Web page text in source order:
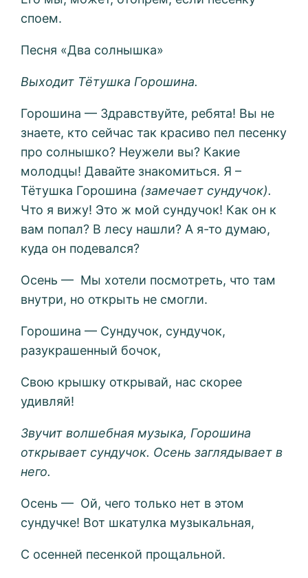
споем.
Песня «Два солнышка»
Выходит Тётушка Горошина.
Горошина — Здравствуйте, ребята! Вы не
знаете, кто сейчас так красиво пел песенку
про солнышко? Неужели вы? Какие
молодцы! Давайте знакомиться. Я –
Тётушка Горошина (замечает сундучок).
Что я вижу! Это ж мой сундучок! Как он к
вам попал? В лесу нашли? А я-то думаю,
куда он подевался?
Осень — Мы хотели посмотреть, что там
внутри, но открыть не смогли.
Горошина — Сундучок, сундучок,
разукрашенный бочок,
Свою крышку открывай, нас скорее
удивляй!
Звучит волшебная музыка, Горошина
открывает сундучок. Осень заглядывает в
него.
Осень — Ой, чего только нет в этом
сундучке! Вот шкатулка музыкальная,
С осенней песенкой прощальной.